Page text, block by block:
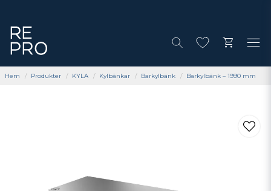
Hem Produkter KYLA Kylbänkar Barkylbänk Barkylbänk – 1990 mm